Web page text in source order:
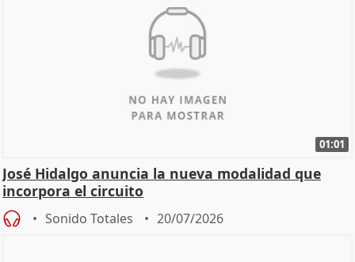
01:01
José Hidalgo anuncia la nueva modalidad que
incorpora el circuito
Sonido Totales 20/07/2026